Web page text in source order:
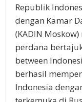
Republik
dengan Kamar
(KADIN
perdana
between
berhasil
Indonesia